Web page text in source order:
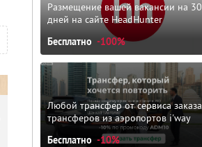
Размещение вашей вакансии на 30
дней на сайте HeadHunter
Бесплатно -100%
Любой трансфер от сервиса заказа
трансферов из аэропортов i'way
Бесплатно -10%